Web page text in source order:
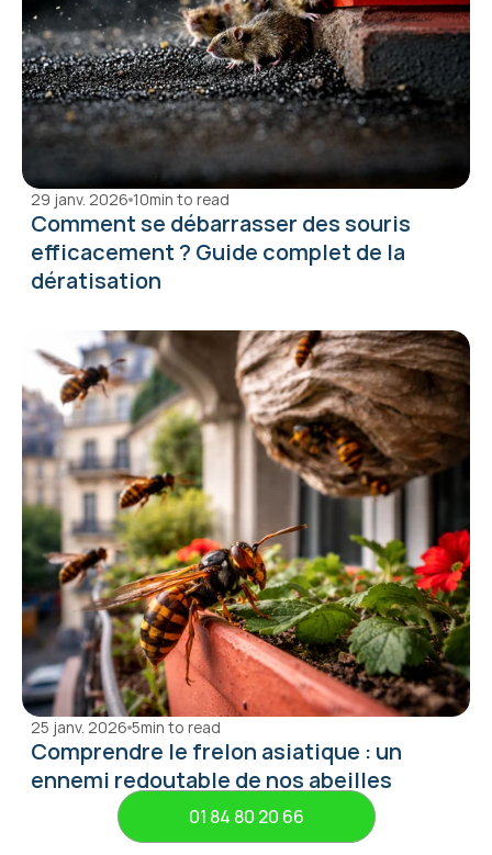
29 janv. 2026 10min to read
Comment se débarrasser des souris
efficacement ? Guide complet de la
dératisation
25 janv. 2026 5min to read
Comprendre le frelon asiatique : un
ennemi redoutable de nos abeilles
01 84 80 20 66